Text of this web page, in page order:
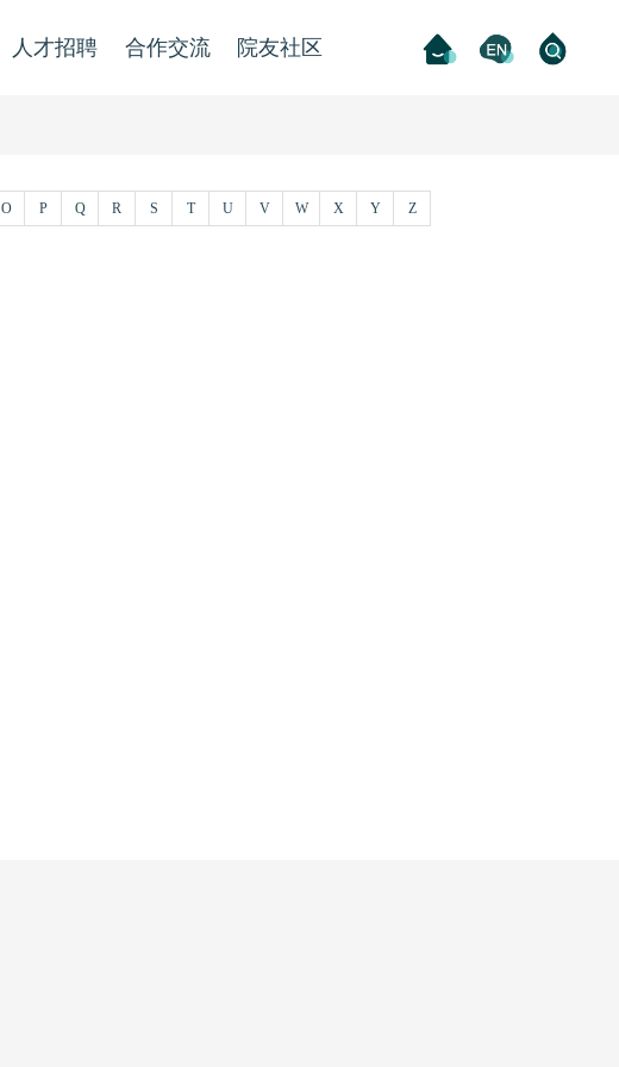
人才招聘 合作交流 院友社区
O P Q R S T U V W X Y Z